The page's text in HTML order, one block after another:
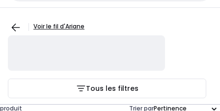
Voir le fil d'Ariane
Tous les filtres
produit Trier par